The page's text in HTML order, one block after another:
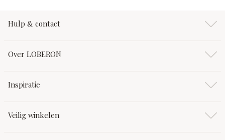
Hulp & contact
Over LOBERON
Inspiratie
Veilig winkelen